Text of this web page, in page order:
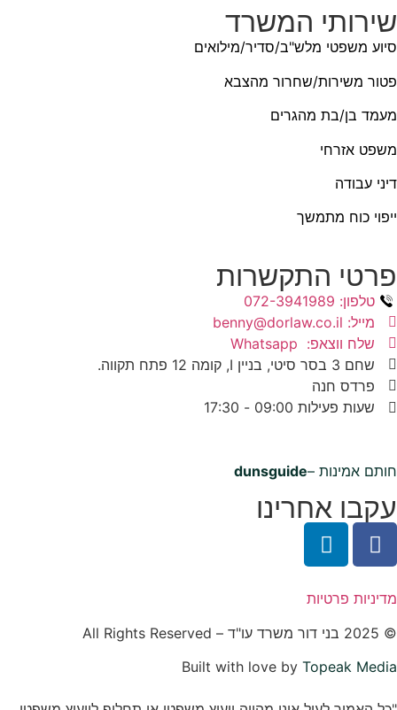
שירותי המשרד
סיוע משפטי מלש"ב/סדיר/מילואים
פטור משירות/שחרור מהצבא
מעמד בן/בת מהגרים
משפט אזרחי
דיני עבודה
ייפוי כוח מתמשך
פרטי התקשרות
טלפון: 072-3941989
מייל: benny@dorlaw.co.il
שלח ווצאפ: Whatsapp
שחם 3 בסר סיטי, בניין I, קומה 12 פתח תקווה.
פרדס חנה
שעות פעילות 09:00 - 17:30
חותם אמינות –dunsguide
עקבו אחרינו
מדיניות פרטיות
© 2025
בני דור משרד עו"ד – All Rights Reserved
Built with love by Topeak Media